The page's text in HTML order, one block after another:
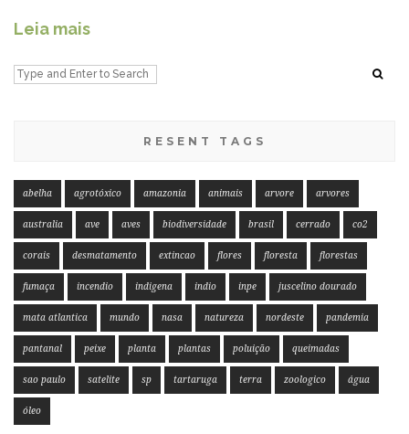
Leia mais
RESENT TAGS
abelha agrotóxico amazonia animais arvore arvores
australia ave aves biodiversidade brasil cerrado co2
corais desmatamento extincao flores floresta florestas
fumaça incendio indigena indio inpe juscelino dourado
mata atlantica mundo nasa natureza nordeste pandemia
pantanal peixe planta plantas poluição queimadas
sao paulo satelite sp tartaruga terra zoologico água
óleo